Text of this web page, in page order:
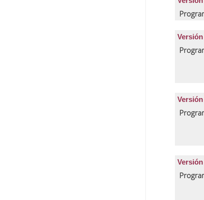
Versión
Versión
Versión